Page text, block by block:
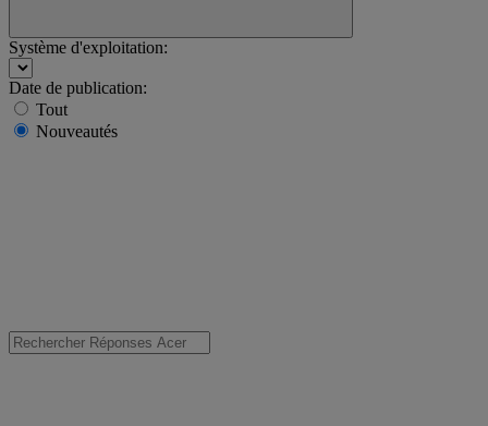
Système d'exploitation:
Date de publication:
Tout
Nouveautés